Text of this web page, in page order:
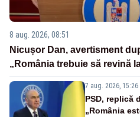
8 aug. 2026, 08:51
Nicușor Dan, avertisment
„România trebuie să revină
7 aug. 2026, 15:26
PSD, replică
„România